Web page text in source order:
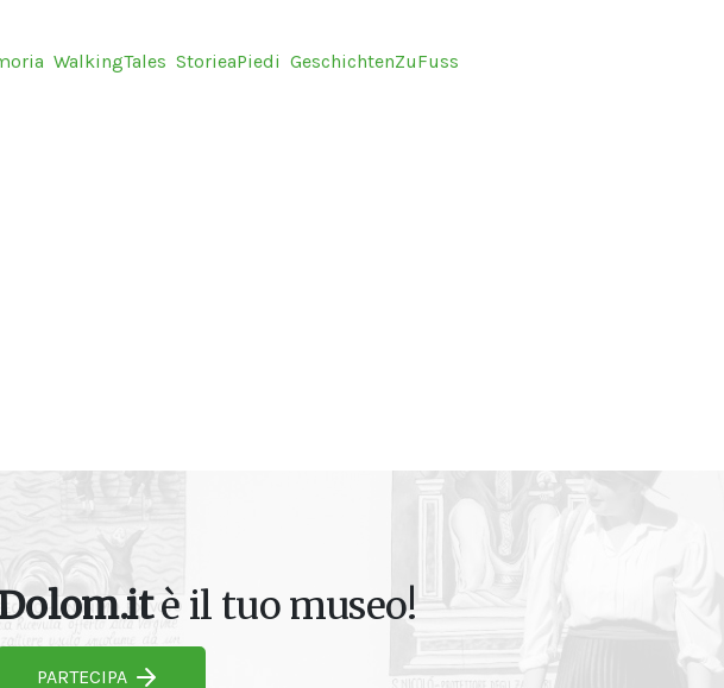
WalkingTales StorieaPiedi GeschichtenZuFuss
è il tuo museo!
PARTECIPA